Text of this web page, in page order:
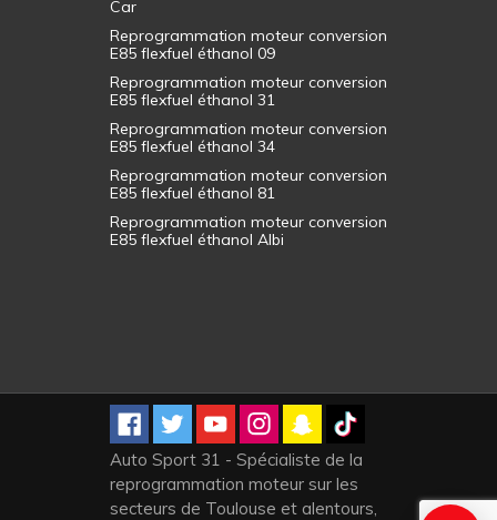
Car
Reprogrammation moteur conversion
E85 flexfuel éthanol 09
Reprogrammation moteur conversion
E85 flexfuel éthanol 31
Reprogrammation moteur conversion
E85 flexfuel éthanol 34
Reprogrammation moteur conversion
E85 flexfuel éthanol 81
Reprogrammation moteur conversion
E85 flexfuel éthanol Albi
Auto Sport 31 - Spécialiste de la
reprogrammation moteur sur les
secteurs de Toulouse et alentours,